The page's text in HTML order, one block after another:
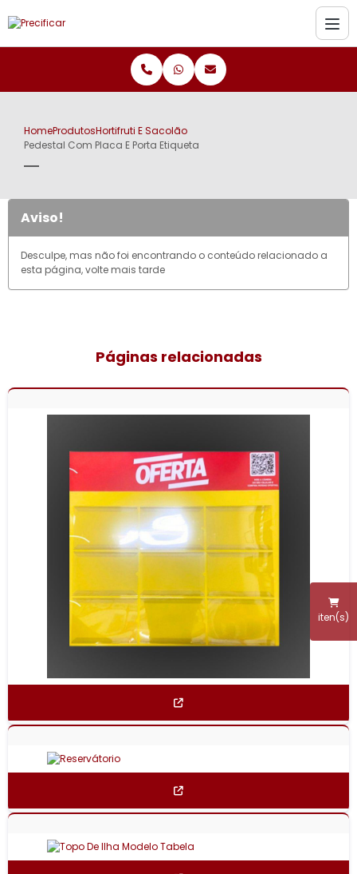
iten(s)
HomeProdutosHortifruti E Sacolão
Pedestal Com Placa E Porta Etiqueta
Aviso!
Desculpe, mas não foi encontrando o conteúdo relacionado a
esta página, volte mais tarde
Páginas relacionadas